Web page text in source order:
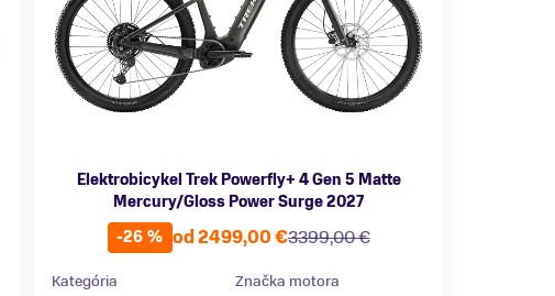
Elektrobicykel Trek Powerfly+ 4 Gen 5 Matte
Mercury/Gloss Power Surge 2027
-26 %
3399,00 €
od 2499,00 €
Kategória
Značka motora